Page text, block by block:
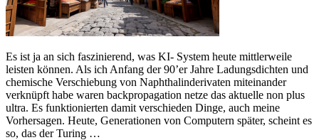
Es ist ja an sich faszinierend, was KI- System heute mittlerweile
leisten können. Als ich Anfang der 90’er Jahre Ladungsdichten und
chemische Verschiebung von Naphthalinderivaten miteinander
verknüpft habe waren backpropagation netze das aktuelle non plus
ultra. Es funktionierten damit verschieden Dinge, auch meine
Vorhersagen. Heute, Generationen von Computern später, scheint es
so, das der Turing …